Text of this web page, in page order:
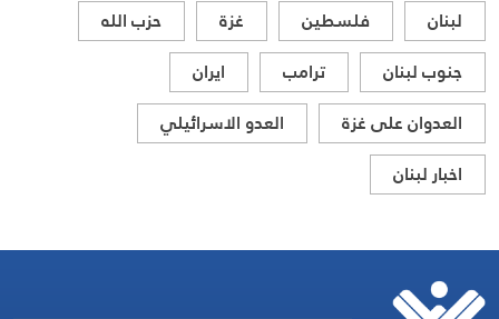
لبنان فلسطين غزة
حزب الله
جنوب لبنان
ترامب
ايران
العدوان على غزة
العدو الاسرائيلي
اخبار لبنان